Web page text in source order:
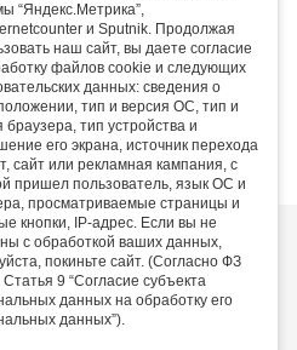
“Яндекс.Метрика”,
и Sputnik. Продолжая
наш сайт, вы даете согласие
файлов cookie и следующих
данных: сведения о
тип и версия ОС, тип и
браузера, тип устройства и
его экрана, источник перехода
сайт или рекламная кампания, с
пришел пользователь, язык ОС и
просматриваемые страницы и
кнопки, IP-адрес. Если вы не
с обработкой ваших данных,
покиньте сайт. (Согласно ФЗ
9 “Согласие субъекта
данных на обработку его
данных”).